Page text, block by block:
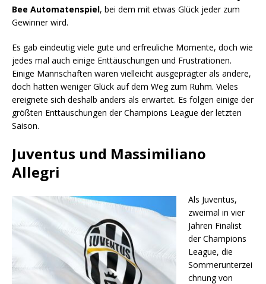
Bee Automatenspiel, bei dem mit etwas Glück jeder zum
Gewinner wird.
Es gab eindeutig viele gute und erfreuliche Momente, doch wie
jedes mal auch einige Enttäuschungen und Frustrationen.
Einige Mannschaften waren vielleicht ausgeprägter als andere,
doch hatten weniger Glück auf dem Weg zum Ruhm. Vieles
ereignete sich deshalb anders als erwartet. Es folgen einige der
größten Enttäuschungen der Champions League der letzten
Saison.
Juventus und Massimiliano
Allegri
Als Juventus,
zweimal in vier
Jahren Finalist
der Champions
League, die
Sommerunterzei
chnung von